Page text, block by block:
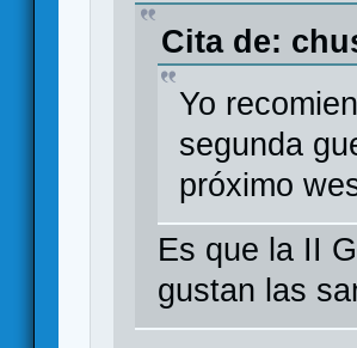
Cita de:
Yo
segunda
próximo
Es que la II
gustan las